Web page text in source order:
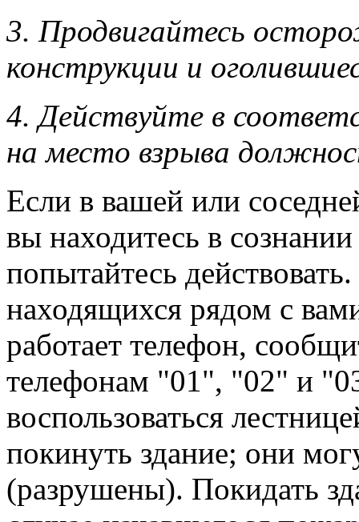
3. Продвигайтесь
конструкции и
4. Действуйте в
на место взрыва
Если в вашей или
вы находитесь в
попытайтесь
находящихся рядом с
работает телефон,
телефонам "01", "02" и
воспользоваться
покинуть здание; они
(разрушены). Покидать